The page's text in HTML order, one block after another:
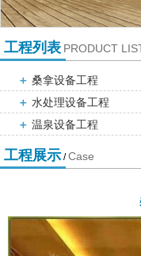
工程列表 PRODUCT
＋ 桑拿设备工程
＋ 水处理设备工程
＋ 温泉设备工程
工程展示 /Case